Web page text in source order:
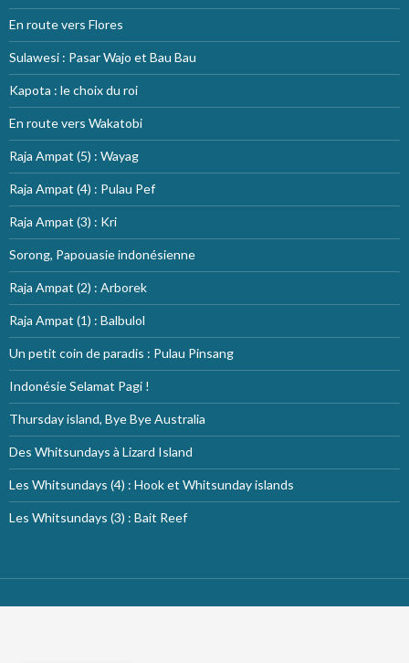
En route vers Flores
Sulawesi : Pasar Wajo et Bau Bau
Kapota : le choix du roi
En route vers Wakatobi
Raja Ampat (5) : Wayag
Raja Ampat (4) : Pulau Pef
Raja Ampat (3) : Kri
Sorong, Papouasie indonésienne
Raja Ampat (2) : Arborek
Raja Ampat (1) : Balbulol
Un petit coin de paradis : Pulau Pinsang
Indonésie Selamat Pagi !
Thursday island, Bye Bye Australia
Des Whitsundays à Lizard Island
Les Whitsundays (4) : Hook et Whitsunday islands
Les Whitsundays (3) : Bait Reef